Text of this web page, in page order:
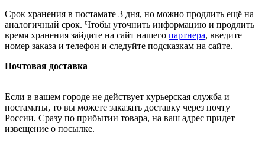
Срок хранения в постамате 3 дня, но можно продлить ещё на
аналогичный срок. Чтобы уточнить информацию и продлить
время хранения зайдите на сайт нашего партнера, введите
номер заказа и телефон и следуйте подсказкам на сайте.
Почтовая доставка
Если в вашем городе не действует курьерская служба и
постаматы, то вы можете заказать доставку через почту
России. Сразу по прибытии товара, на ваш адрес придет
извещение о посылке.